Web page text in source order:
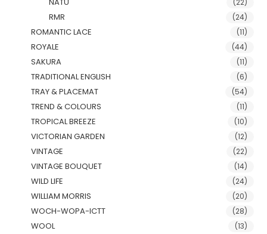
RMR (24)
ROMANTIC LACE (11)
ROYALE (44)
SAKURA (11)
TRADITIONAL ENGLISH (6)
TRAY & PLACEMAT (54)
TREND & COLOURS (11)
TROPICAL BREEZE (10)
VICTORIAN GARDEN (12)
VINTAGE (22)
VINTAGE BOUQUET (14)
WILD LIFE (24)
WILLIAM MORRIS (20)
WOCH-WOPA-ICTT (28)
WOOL (13)